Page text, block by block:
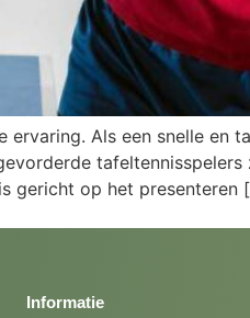
Als een snelle en
gericht op het presenteren
Informatie